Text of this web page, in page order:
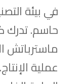
في بيئة
حاسم. تدرك
ماسترباتش
عملية